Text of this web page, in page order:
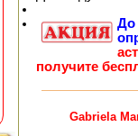
До
получите
Gabriela